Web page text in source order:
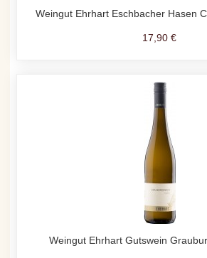
Weingut Ehrhart Eschbacher Hasen
17,90 €
Weingut Ehrhart Gutswein